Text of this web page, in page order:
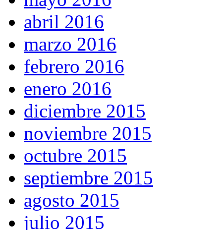
abril 2016
marzo 2016
febrero 2016
enero 2016
diciembre 2015
noviembre 2015
octubre 2015
septiembre 2015
agosto 2015
julio 2015